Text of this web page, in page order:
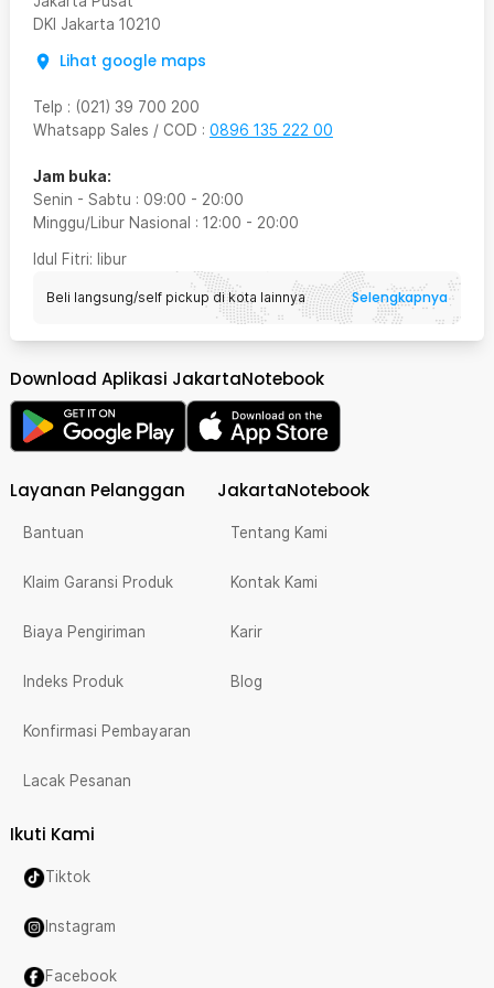
DKI Jakarta 10210
Lihat google maps
Telp : (021) 39 700 200
Whatsapp Sales / COD : 0896 135 222 00
Jam buka:
Senin - Sabtu : 09:00 - 20:00
Minggu/Libur Nasional : 12:00 - 20:00
Idul Fitri: libur
Beli langsung/self pickup di kota lainnya Selengkapnya
Download Aplikasi JakartaNotebook
Layanan Pelanggan
Bantuan
Klaim Garansi Produk
Biaya Pengiriman
Indeks Produk
Konfirmasi Pembayaran
Lacak Pesanan
JakartaNotebook
Tentang Kami
Kontak Kami
Karir
Blog
Ikuti Kami
Tiktok
Instagram
Facebook